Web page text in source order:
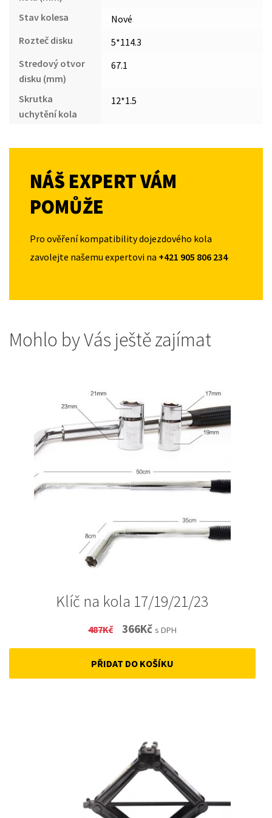
Stav kolesa
Nové
Rozteč disku
5*114.3
Stredový otvor
disku (mm)
67.1
Skrutka
uchytění kola
12*1.5
NÁŠ EXPERT VÁM
POMŮŽE
Pro ověření kompatibility dojezdového kola
zavolejte našemu expertovi na +421 905 806 234
Mohlo by Vás ještě zajímat
Klíč na kola 17/19/21/23
487Kč
Original
price
was:
366KčCurrent
price
is:
s DPH
PŘIDAT DO KOŠÍKU